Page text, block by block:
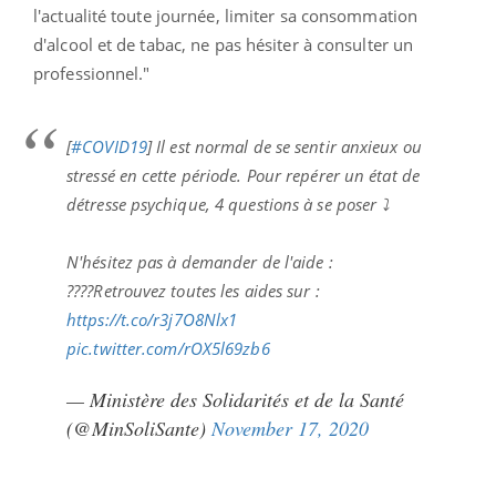
l'actualité toute journée, limiter sa consommation
d'alcool et de tabac, ne pas hésiter à consulter un
professionnel."
[#COVID19] Il est normal de se sentir anxieux ou
stressé en cette période. Pour repérer un état de
détresse psychique, 4 questions à se poser ⤵
N'hésitez pas à demander de l'aide :
????Retrouvez toutes les aides sur :
https://t.co/r3j7O8Nlx1
pic.twitter.com/rOX5l69zb6
— Ministère des Solidarités et de la Santé
(@MinSoliSante)November 17, 2020